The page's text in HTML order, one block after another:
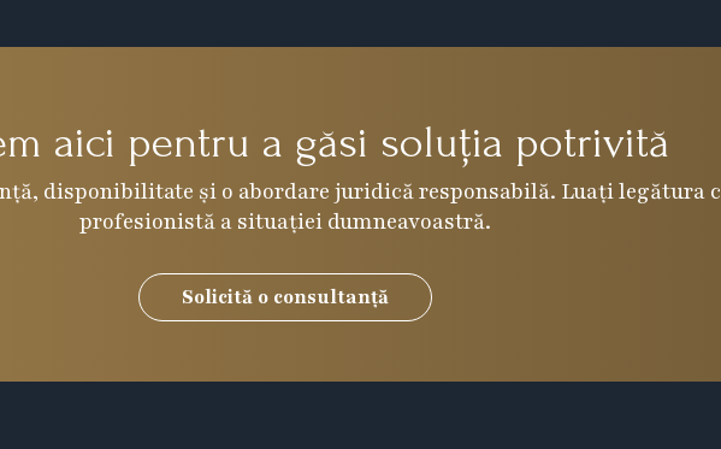
aici pentru a găsi soluția potrivită
disponibilitate și o abordare juridică responsabilă. Luați legătura
profesionistă a situației dumneavoastră.
Solicită o consultanță